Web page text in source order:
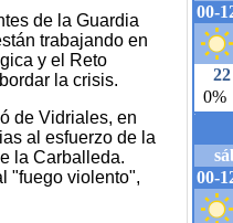
de la Guardia
trabajando en
y el Reto
la crisis.
de Vidriales, en
al esfuerzo de la
la Carballeda.
"fuego violento",